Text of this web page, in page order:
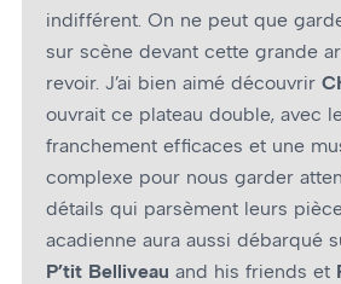
indifférent. On ne peut que
sur scène devant cette grande
revoir. J’ai bien aimé découvrir
ouvrait ce plateau double, avec
franchement efficaces et une
complexe pour nous garder
détails qui parsèment leurs
acadienne aura aussi débarqué
P’tit Belliveau and his friends et